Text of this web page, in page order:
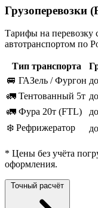
Грузоперевозки
Тарифы на перевозку
автотранспортом по
Тип транспорта
🚐 ГАЗель / Фургон
🚛 Тентованный 5т
🚛 Фура 20т (FTL)
❄️ Рефрижератор
* Цены без учёта
оформления.
Точный расчёт